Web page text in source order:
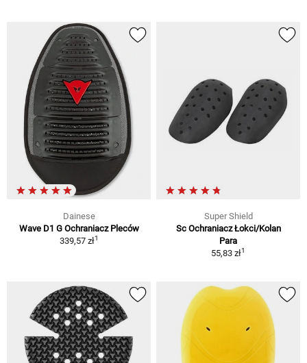
Dainese
Wave D1 G Ochraniacz Pleców
339,57 zł1
Super Shield
Sc Ochraniacz Łokci/Kolan
Para
55,83 zł1